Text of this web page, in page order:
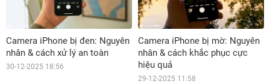
Camera iPhone bị đen: Nguyên
nhân & cách xử lý an toàn
30-12-2025 18:56
Camera iPhone bị mờ: Nguyên
nhân & cách khắc phục cực
hiệu quả
29-12-2025 11:58